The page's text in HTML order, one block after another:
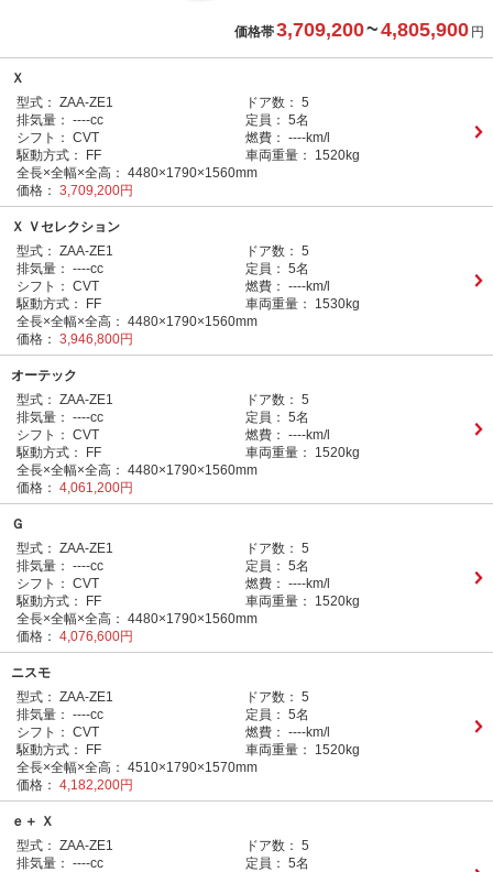
価格帯3,709,200~4,805,900 円
Ｘ
型式： ZAA-ZE1 ドア数： 5
排気量： ----cc 定員： 5名
シフト： CVT 燃費： ----km/l
駆動方式：
FF 車両重量：
1520kg
全長×全幅×全高： 4480×1790×1560mm
価格： 3,709,200円
Ｘ Ｖセレクション
型式： ZAA-ZE1 ドア数： 5
排気量： ----cc 定員： 5名
シフト： CVT 燃費： ----km/l
駆動方式：
FF 車両重量：
1530kg
全長×全幅×全高： 4480×1790×1560mm
価格： 3,946,800円
オーテック
型式： ZAA-ZE1 ドア数： 5
排気量： ----cc 定員： 5名
シフト： CVT 燃費： ----km/l
駆動方式：
FF 車両重量：
1520kg
全長×全幅×全高： 4480×1790×1560mm
価格： 4,061,200円
Ｇ
型式： ZAA-ZE1 ドア数： 5
排気量： ----cc 定員： 5名
シフト： CVT 燃費： ----km/l
駆動方式：
FF 車両重量：
1520kg
全長×全幅×全高： 4480×1790×1560mm
価格： 4,076,600円
ニスモ
型式： ZAA-ZE1 ドア数： 5
排気量： ----cc 定員： 5名
シフト： CVT 燃費： ----km/l
駆動方式：
FF 車両重量：
1520kg
全長×全幅×全高： 4510×1790×1570mm
価格： 4,182,200円
ｅ＋ Ｘ
型式： ZAA-ZE1 ドア数： 5
排気量： ----cc 定員： 5名